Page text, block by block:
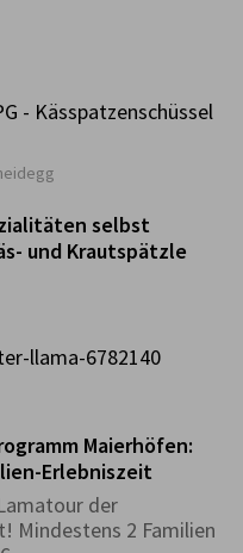
selbst
und Krautspätzle
Maierhöfen:
Erlebniszeit
der
Mindestens 2 Familien